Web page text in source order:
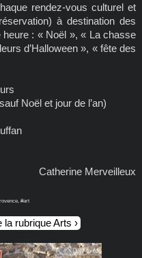
rendez-vous culturel et
à destination des
heure : « Noël », « La chasse
d’Halloween », « fête des
Noël et jour de l’an)
Catherine Merveilleux
#art
la rubrique Arts